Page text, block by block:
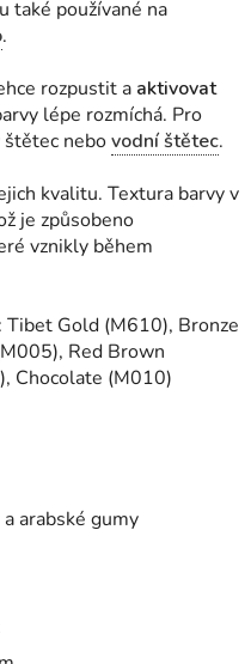
také používané na
.
rozpustit a aktivovat
lépe rozmíchá. Pro
štětec nebovodní štětec.
kvalitu. Textura barvy v
je způsobeno
vznikly během
Tibet Gold (M610), Bronze
Red Brown
Chocolate (M010)
arabské gumy